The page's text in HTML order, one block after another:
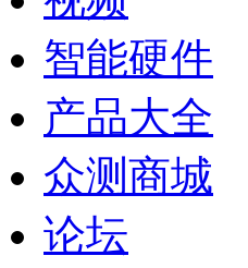
智能硬件
产品大全
众测商城
论坛